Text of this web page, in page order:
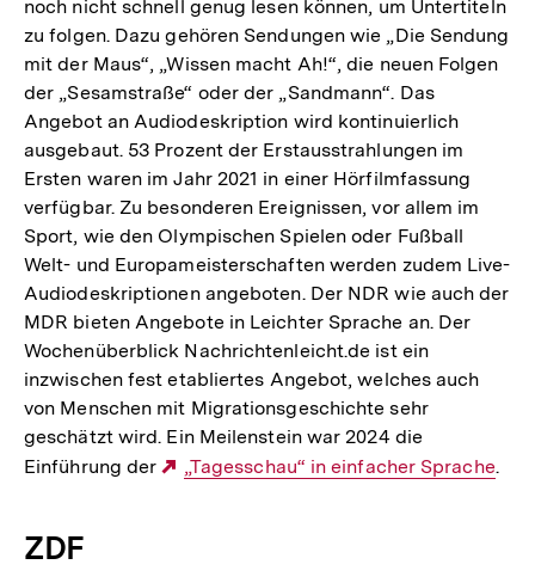
noch nicht schnell genug lesen können, um Untertiteln
zu folgen. Dazu gehören Sendungen wie „Die Sendung
mit der Maus“, „Wissen macht Ah!“, die neuen Folgen
der „Sesamstraße“ oder der „Sandmann“. Das
Angebot an Audiodeskription wird kontinuierlich
ausgebaut. 53 Prozent der Erstausstrahlungen im
Ersten waren im Jahr 2021 in einer Hörfilmfassung
verfügbar. Zu besonderen Ereignissen, vor allem im
Sport, wie den Olympischen Spielen oder Fußball
Welt- und Europameisterschaften werden zudem Live-
Audiodeskriptionen angeboten. Der NDR wie auch der
MDR bieten Angebote in Leichter Sprache an. Der
Wochenüberblick Nachrichtenleicht.de ist ein
inzwischen fest etabliertes Angebot, welches auch
von Menschen mit Migrationsgeschichte sehr
geschätzt wird. Ein Meilenstein war 2024 die
Einführung der
Externer
„Tagesschau“ in einfacher Sprache.
ZDF